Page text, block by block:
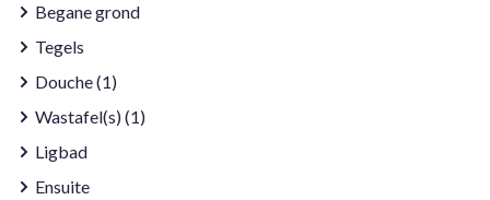
Begane grond
Tegels
Douche (1)
Wastafel(s) (1)
Ligbad
Ensuite